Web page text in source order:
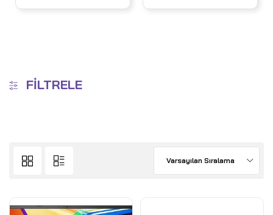
FILTRELE
Varsayılan Sıralama